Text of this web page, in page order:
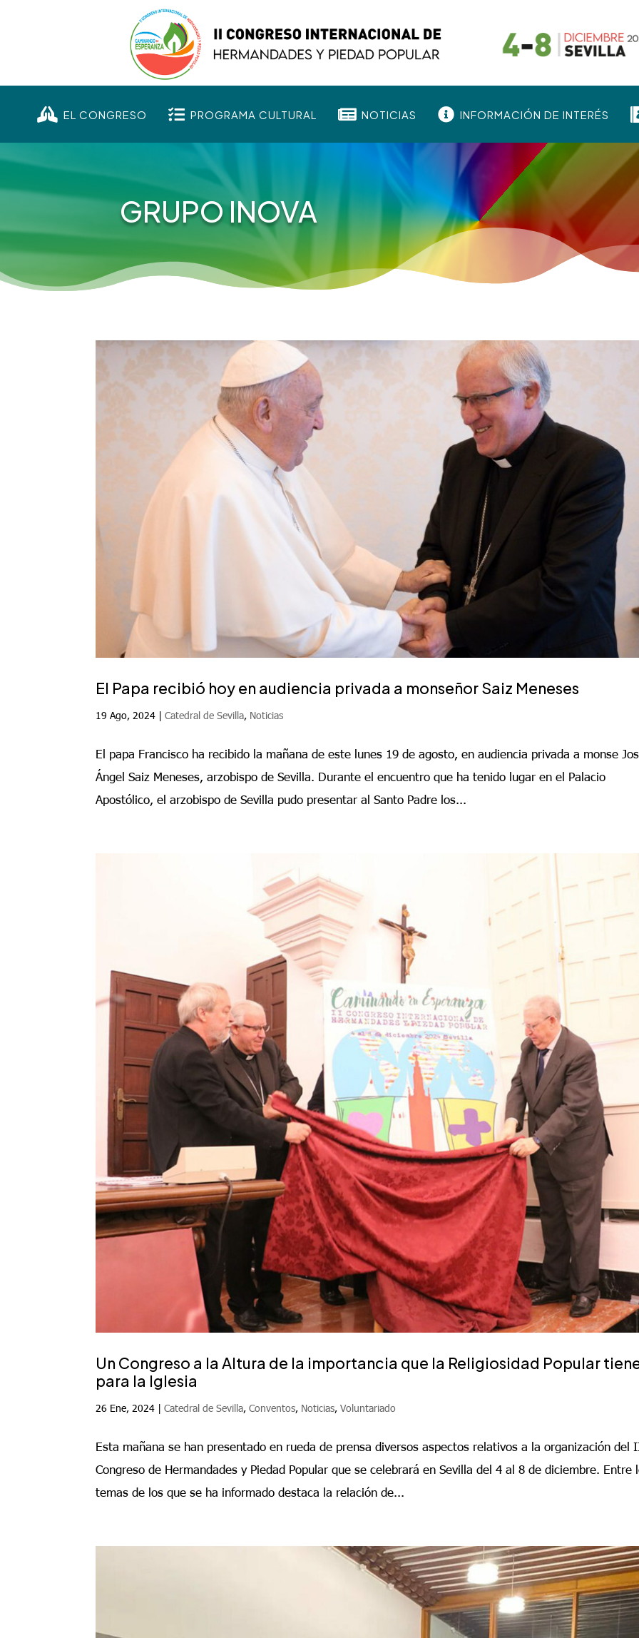
 EL CONGRESO  PROGRAMA CULTURAL  NOTICIAS  INFORMACIÓN DE INTERÉS
GRUPO INOVA
El Papa recibió hoy en audiencia privada a monseñor Saiz Meneses
19 Ago, 2024 |Catedral de Sevilla, Noticias
El papa Francisco ha recibido la mañana de este lunes 19 de agosto, en audiencia privada a monse
Ángel Saiz Meneses, arzobispo de Sevilla. Durante el encuentro que ha tenido lugar en el Palacio
Apostólico, el arzobispo de Sevilla pudo presentar al Santo Padre los...
Un Congreso a la Altura de la importancia que la Religiosidad Popular
para la Iglesia
26 Ene, 2024 |Catedral de Sevilla,Conventos, Noticias,Voluntariado
Esta mañana se han presentado en rueda de prensa diversos aspectos relativos a la organización del
Congreso de Hermandades y Piedad Popular que se celebrará en Sevilla del 4 al 8 de diciembre. Entre
temas de los que se ha informado destaca la relación de...